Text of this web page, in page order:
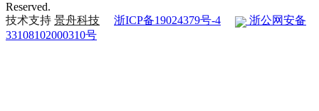
Reserved.
技术支持 景舟科技 浙ICP备19024379号-4
浙公网安备
33108102000310号